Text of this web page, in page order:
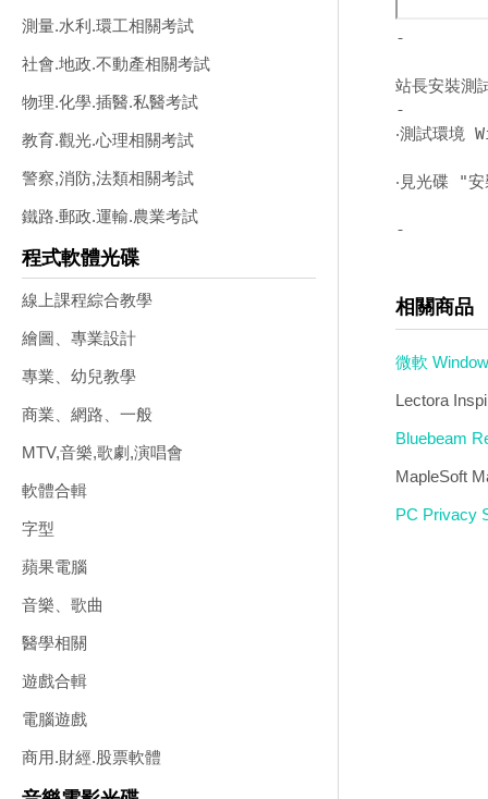
測量.水利.環工相關考試
社會.地政.不動產相關考試
物理.化學.插醫.私醫考試
教育.觀光.心理相關考試
警察,消防,法類相關考試
鐵路.郵政.運輸.農業考試
程式軟體光碟
線上課程綜合教學
繪圖、專業設計
專業、幼兒教學
商業、網路、一般
MTV,音樂,歌劇,演唱會
軟體合輯
字型
蘋果電腦
音樂、歌曲
醫學相關
遊戲合輯
電腦遊戲
商用.財經.股票軟體
-
站長安裝測
-
‧測試環境
‧見光碟 "
-
相關商品
微軟
Lectora
Bluebeam
MapleSoft
PC Privacy